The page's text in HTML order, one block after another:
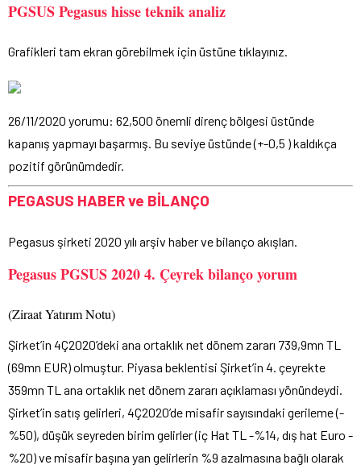
PGSUS Pegasus hisse teknik analiz
Grafikleri tam ekran görebilmek için üstüne tıklayınız.
26/11/2020 yorumu: 62,500 önemli direnç bölgesi üstünde
kapanış yapmayı başarmış. Bu seviye üstünde (+-0,5 ) kaldıkça
pozitif görünümdedir.
PEGASUS HABER ve BİLANÇO
Pegasus şirketi 2020 yılı arşiv haber ve bilanço akışları.
Pegasus PGSUS 2020 4. Çeyrek bilanço yorum
(Ziraat Yatırım Notu)
Şirket’in 4Ç2020’deki ana ortaklık net dönem zararı 739,9mn TL
(69mn EUR) olmuştur. Piyasa beklentisi Şirket’in 4. çeyrekte
359mn TL ana ortaklık net dönem zararı açıklaması yönündeydi.
Şirket’in satış gelirleri, 4Ç2020’de misafir sayısındaki gerileme (-
%50), düşük seyreden birim gelirler (iç Hat TL -%14, dış hat Euro -
%20) ve misafir başına yan gelirlerin %9 azalmasına bağlı olarak